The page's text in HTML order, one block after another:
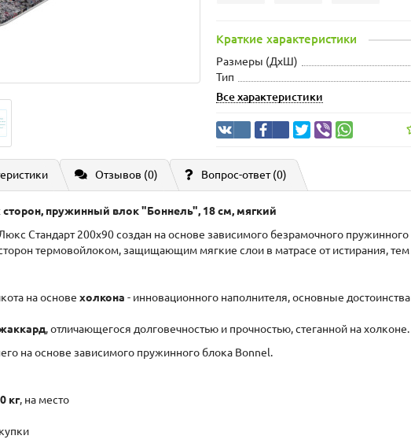
Краткие характеристики
Размеры (ДxШ)
Тип
Все характеристики
Отзывов (0) Вопрос-ответ(0)
сторон, пружинный влок "Боннель", 18 см, мягкий
Стандарт 200x90 создан на основе зависимого безрамочного
термовойлоком, защищающим мягкие слои в матрасе от истирания,
на основе холкона - инновационного наполнителя, основные
, отличающегося долговечностью и прочностью, стеганной на холконе.
на основе зависимого пружинного блока Bonnel.
кг, на место